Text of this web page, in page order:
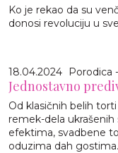
Ko je rekao da su
donosi revoluciju u
18.04.2024 Porodica
Jednostavno
Od klasičnih belih
remek-dela
efektima, svadbene
oduzima dah gostima.